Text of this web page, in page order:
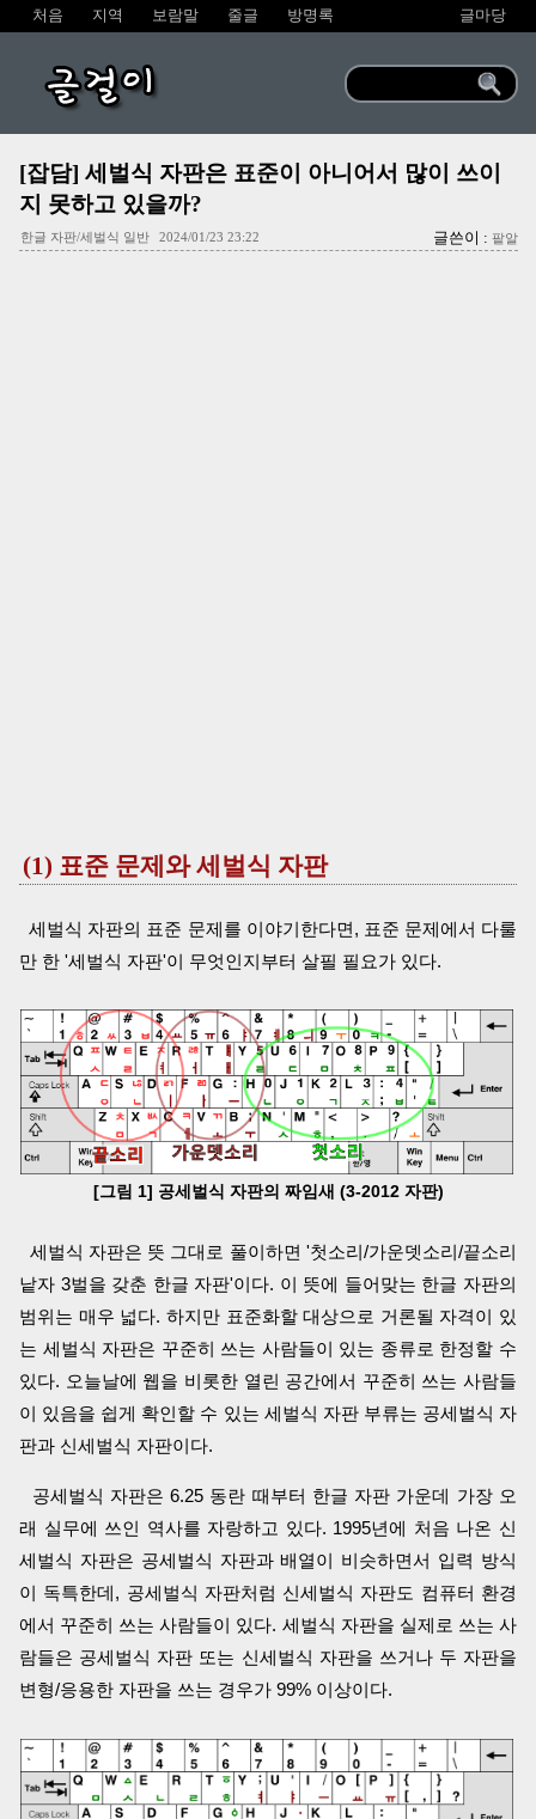
처음 지역 보람말 줄글 방명록 글마당
글걸이
[잡담] 세벌식 자판은 표준이 아니어서 많이 쓰이
지 못하고 있을까?
한글 자판/세벌식 일반 2024/01/23 23:22 글쓴이 : 팥알
(1) 표준 문제와 세벌식 자판
세벌식 자판의 표준 문제를 이야기한다면, 표준 문제에서 다룰
만 한 '세벌식 자판'이 무엇인지부터 살필 필요가 있다.
[그림 1] 공세벌식 자판의 짜임새 (3-2012 자판)
세벌식 자판은 뜻 그대로 풀이하면 '첫소리/가운뎃소리/끝소리
낱자 3벌을 갖춘 한글 자판'이다. 이 뜻에 들어맞는 한글 자판의
범위는 매우 넓다. 하지만 표준화할 대상으로 거론될 자격이 있
는 세벌식 자판은 꾸준히 쓰는 사람들이 있는 종류로 한정할 수
있다. 오늘날에 웹을 비롯한 열린 공간에서 꾸준히 쓰는 사람들
이 있음을 쉽게 확인할 수 있는 세벌식 자판 부류는 공세벌식 자
판과 신세벌식 자판이다.
공세벌식 자판은 6.25 동란 때부터 한글 자판 가운데 가장 오
래 실무에 쓰인 역사를 자랑하고 있다. 1995년에 처음 나온 신
세벌식 자판은 공세벌식 자판과 배열이 비슷하면서 입력 방식
이 독특한데, 공세벌식 자판처럼 신세벌식 자판도 컴퓨터 환경
에서 꾸준히 쓰는 사람들이 있다. 세벌식 자판을 실제로 쓰는 사
람들은 공세벌식 자판 또는 신세벌식 자판을 쓰거나 두 자판을
변형/응용한 자판을 쓰는 경우가 99% 이상이다.